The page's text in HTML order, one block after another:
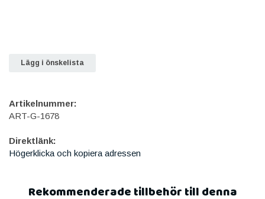
Lägg i önskelista
Artikelnummer:
ART-G-1678
Direktlänk:
Högerklicka och kopiera adressen
Rekommenderade tillbehör till denna